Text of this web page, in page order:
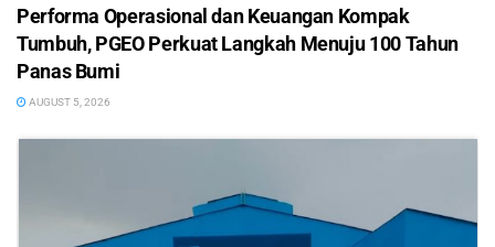
Performa Operasional dan Keuangan Kompak
Tumbuh, PGEO Perkuat Langkah Menuju 100 Tahun
Panas Bumi
AUGUST 5, 2026